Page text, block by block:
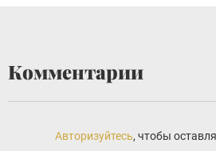
Комментарии
Авторизуйтесь, чтобы